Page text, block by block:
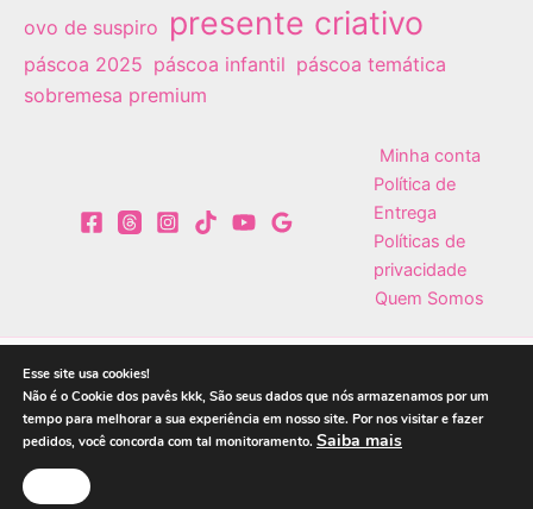
ovo de suspiro presente criativo
páscoa 2025 páscoa infantil páscoa temática
sobremesa premium
Minha conta
Política de
Entrega
Políticas de
privacidade
Quem Somos
Copyright © 2026 Le Pavê | Paveteria ®
Desenvolvido porMKT Visão
Esse site usa cookies!
Não é o Cookie dos pavês kkk, São seus dados que nós armazenamos por um
tempo para melhorar a sua experiência em nosso site. Por nos visitar e fazer
pedidos, você concorda com tal monitoramento. Saiba mais